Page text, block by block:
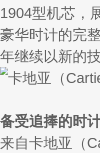
1904型机芯，
豪华时计的完
年继续以新的
备受追捧的时
来自卡地亚（